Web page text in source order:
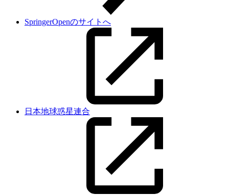
SpringerOpenのサイトへ
日本地球惑星連合